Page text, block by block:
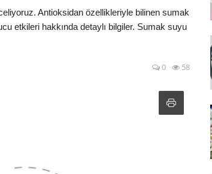
Antioksidan özellikleriyle bilinen sumak
etkileri hakkında detaylı bilgiler. Sumak suyu
0 58